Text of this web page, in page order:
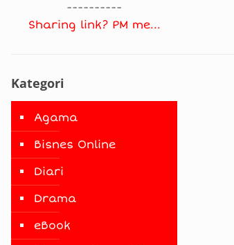
----------
Sharing link? PM me...
Kategori
Agama
Bisnes Online
Diari
Drama
eBook